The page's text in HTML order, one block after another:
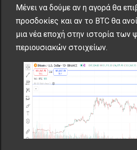
Μένει να δούμε αν η αγορά θα
προσδοκίες και αν το BTC θα
μια νέα εποχή στην ιστορία των
περιουσιακών στοιχείων.